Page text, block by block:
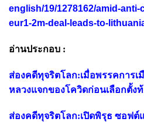
english/19/1278162/amid-
eur1-2m-deal-leads-to-
อ่านประกอบ :
ส่องคดีทุจริตโลก:เมื่อพรรคการเ
หลวงแจกของโควิดก่อนเลือกตั้ง
ส่องคดีทุจริตโลก:เปิดพิรุธ ซอฟต์